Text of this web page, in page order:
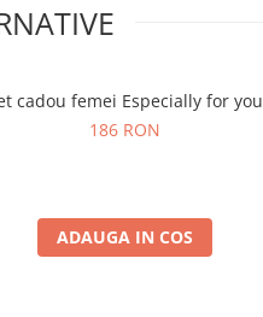
cadou femei Especially for you
186 RON
ADAUGA IN COS